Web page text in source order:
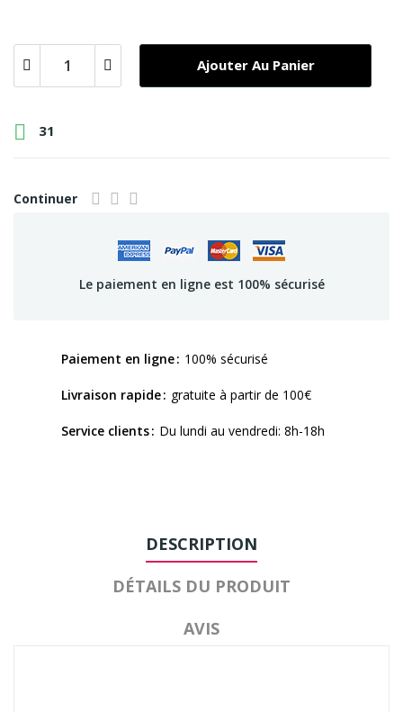
Ajouter Au Panier
 31
Continuer
Le paiement en ligne est 100% sécurisé
Paiement en ligne 100% sécurisé
Livraison rapide gratuite à partir de 100€
Service clients Du lundi au vendredi: 8h-18h
DESCRIPTION
DÉTAILS DU PRODUIT
AVIS